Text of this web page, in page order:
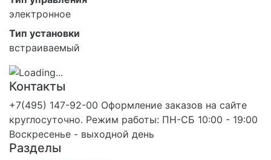
электронное
Тип установки
встраиваемый
Контакты
+7(495) 147-92-00 Оформление заказов на сайте
круглосуточно. Режим работы: ПН-СБ 10:00 - 19:00
Воскресенье - выходной день
Разделы